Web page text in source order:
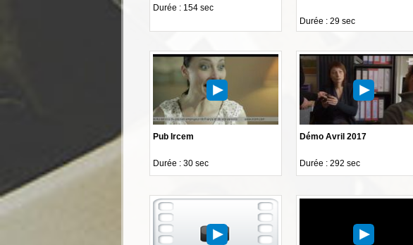
Durée : 154 sec
Durée : 29 sec
Pub Ircem
Durée : 30 sec
Démo Avril 2017
Durée : 292 sec